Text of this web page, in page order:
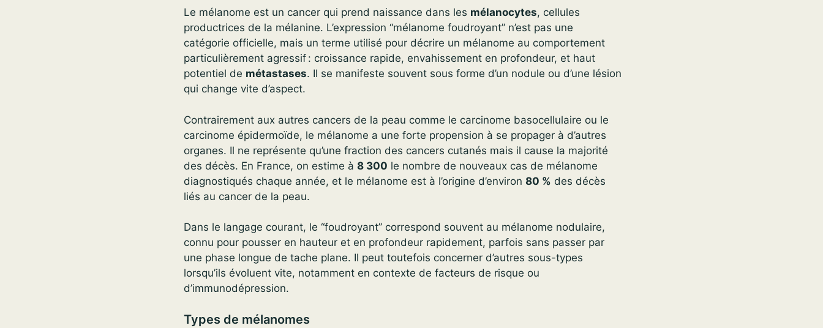
Le mélanome est un cancer qui prend naissance dans les mélanocytes, cellules
productrices de la mélanine. L’expression “mélanome foudroyant” n’est pas une
catégorie officielle, mais un terme utilisé pour décrire un mélanome au comportement
particulièrement agressif : croissance rapide, envahissement en profondeur, et haut
potentiel de métastases. Il se manifeste souvent sous forme d’un nodule ou d’une lésion
qui change vite d’aspect.
Contrairement aux autres cancers de la peau comme le carcinome basocellulaire ou le
carcinome épidermoïde, le mélanome a une forte propension à se propager à d’autres
organes. Il ne représente qu’une fraction des cancers cutanés mais il cause la majorité
des décès. En France, on estime à 8 300 le nombre de nouveaux cas de mélanome
diagnostiqués chaque année, et le mélanome est à l’origine d’environ 80 % des décès
liés au cancer de la peau.
Dans le langage courant, le “foudroyant” correspond souvent au mélanome nodulaire,
connu pour pousser en hauteur et en profondeur rapidement, parfois sans passer par
une phase longue de tache plane. Il peut toutefois concerner d’autres sous-types
lorsqu’ils évoluent vite, notamment en contexte de facteurs de risque ou
d’immunodépression.
Types de mélanomes